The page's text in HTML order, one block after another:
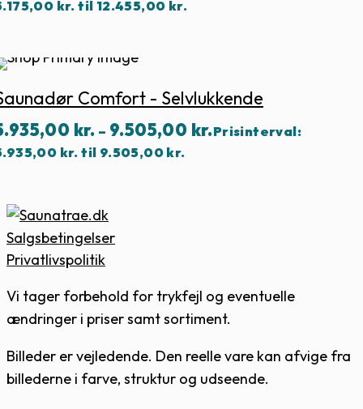
kr. til 12.455,00 kr.
Comfort - Selvlukkende
kr. – 9.505,00 kr.Prisinterval:
kr. til 9.505,00 kr.
Salgsbetingelser
Privatlivspolitik
Vi tager forbehold for trykfejl og eventuelle
ændringer i priser samt sortiment.
Billeder er vejledende. Den reelle vare kan afvige fra
billederne i farve, struktur og udseende.